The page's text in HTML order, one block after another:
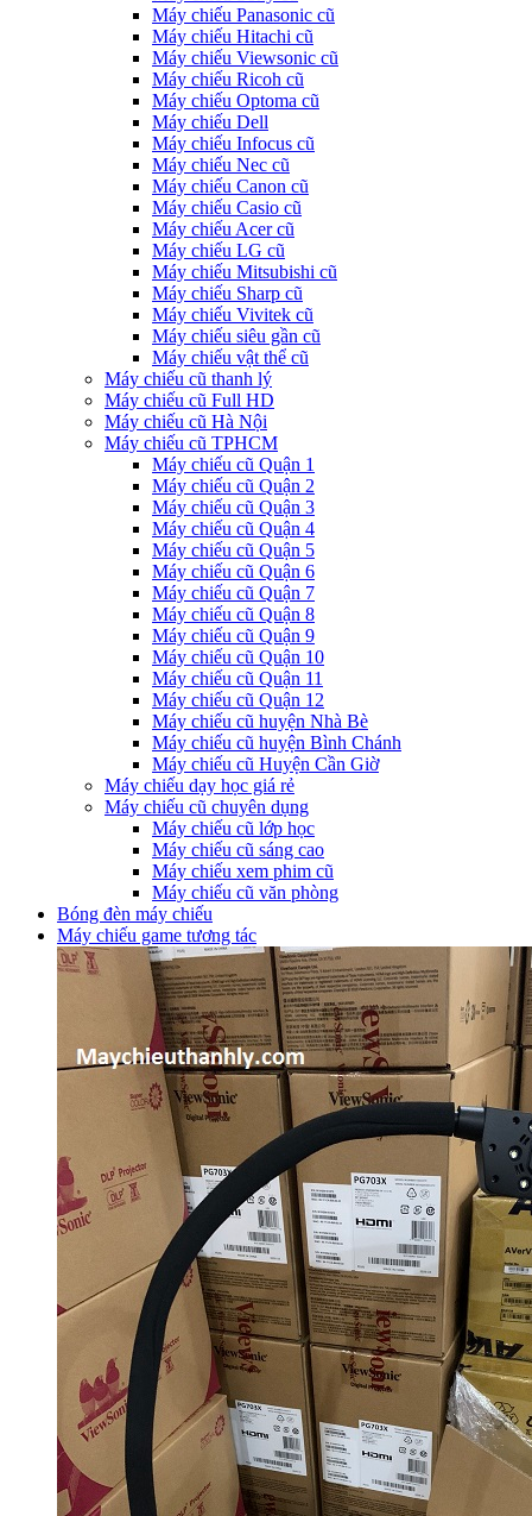
Máy chiếu Panasonic cũ
Máy chiếu Hitachi cũ
Máy chiếu Viewsonic cũ
Máy chiếu Ricoh cũ
Máy chiếu Optoma cũ
Máy chiếu Dell
Máy chiếu Infocus cũ
Máy chiếu Nec cũ
Máy chiếu Canon cũ
Máy chiếu Casio cũ
Máy chiếu Acer cũ
Máy chiếu LG cũ
Máy chiếu Mitsubishi cũ
Máy chiếu Sharp cũ
Máy chiếu Vivitek cũ
Máy chiếu siêu gần cũ
Máy chiếu vật thể cũ
Máy chiếu cũ thanh lý
Máy chiếu cũ Full HD
Máy chiếu cũ Hà Nội
Máy chiếu cũ TPHCM
Máy chiếu cũ Quận 1
Máy chiếu cũ Quận 2
Máy chiếu cũ Quận 3
Máy chiếu cũ Quận 4
Máy chiếu cũ Quận 5
Máy chiếu cũ Quận 6
Máy chiếu cũ Quận 7
Máy chiếu cũ Quận 8
Máy chiếu cũ Quận 9
Máy chiếu cũ Quận 10
Máy chiếu cũ Quận 11
Máy chiếu cũ Quận 12
Máy chiếu cũ huyện Nhà Bè
Máy chiếu cũ huyện Bình Chánh
Máy chiếu cũ Huyện Cần Giờ
Máy chiếu dạy học giá rẻ
Máy chiếu cũ chuyên dụng
Máy chiếu cũ lớp học
Máy chiếu cũ sáng cao
Máy chiếu xem phim cũ
Máy chiếu cũ văn phòng
Bóng đèn máy chiếu
Máy chiếu game tương tác